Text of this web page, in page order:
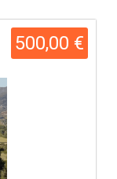
500,00 €